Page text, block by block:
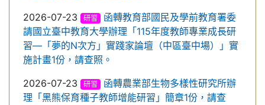
2026-07-23
研習
函轉教育部國民及學前教育署委
請國立臺中教育大學辦理「115年度教師專業成長研
習—「夢的N次方」實踐家論壇（中區臺中場）」實
施計畫1份，請查照。
2026-07-23
研習
函轉農業部生物多樣性研究所辦
理「黑熊保育種子教師增能研習」簡章1份，請查